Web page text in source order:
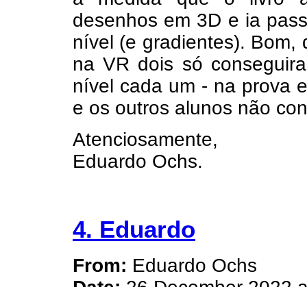
desenhos em 3D e ia
nível (e gradientes). Bom,
na VR dois só
nível cada um - na prova
e os outros alunos não
Atenciosamente,
Eduardo Ochs.
4. Eduardo
From: Eduardo Ochs